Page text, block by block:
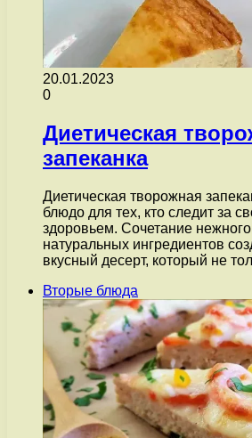
20.01.2023
0
Диетическая
запеканка
Диетическая творожная
блюдо для тех, кто следит за
здоровьем. Сочетание
натуральных ингредиентов
вкусный десерт, который не
Вторые блюда